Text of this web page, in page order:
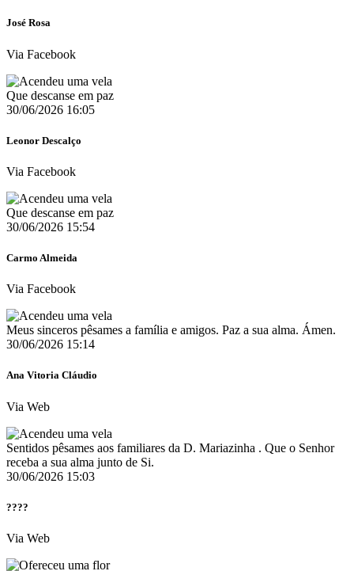
José Rosa
Via Facebook
Que descanse em paz
30/06/2026 16:05
Leonor Descalço
Via Facebook
Que descanse em paz
30/06/2026 15:54
Carmo Almeida
Via Facebook
Meus sinceros pêsames a família e amigos. Paz a sua alma. Ámen.
30/06/2026 15:14
Ana Vitoria Cláudio
Via Web
Sentidos pêsames aos familiares da D. Mariazinha . Que o Senhor
receba a sua alma junto de Si.
30/06/2026 15:03
????
Via Web